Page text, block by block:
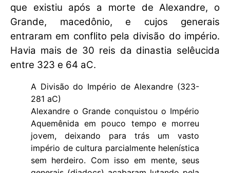
que existiu após a morte de Alexandre, o
Grande, macedônio, e cujos generais
entraram em conflito pela divisão do império.
Havia mais de 30 reis da dinastia selêucida
entre 323 e 64 aC.
A Divisão do Império de Alexandre (323-
281 aC)
Alexandre o Grande conquistou o Império
Aquemênida em pouco tempo e morreu
jovem, deixando para trás um vasto
império de cultura parcialmente helenística
sem herdeiro. Com isso em mente, seus